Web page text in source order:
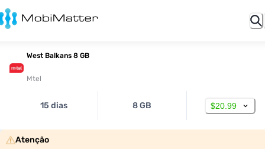
West Balkans 8 GB
Mtel
15 dias 8 GB $20.99
Atenção